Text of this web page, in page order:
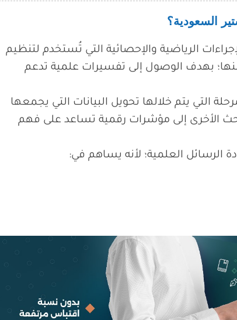
السعودية؟
الرياضية والإحصائية التي تُستخدم لتنظيم
منها؛ بهدف الوصول إلى تفسيرات علمية تدعم
التي يتم خلالها تحويل البيانات التي يجمعها
الأخرى إلى مؤشرات رقمية تساعد على فهم
الرسائل العلمية؛ لأنه يساهم في: